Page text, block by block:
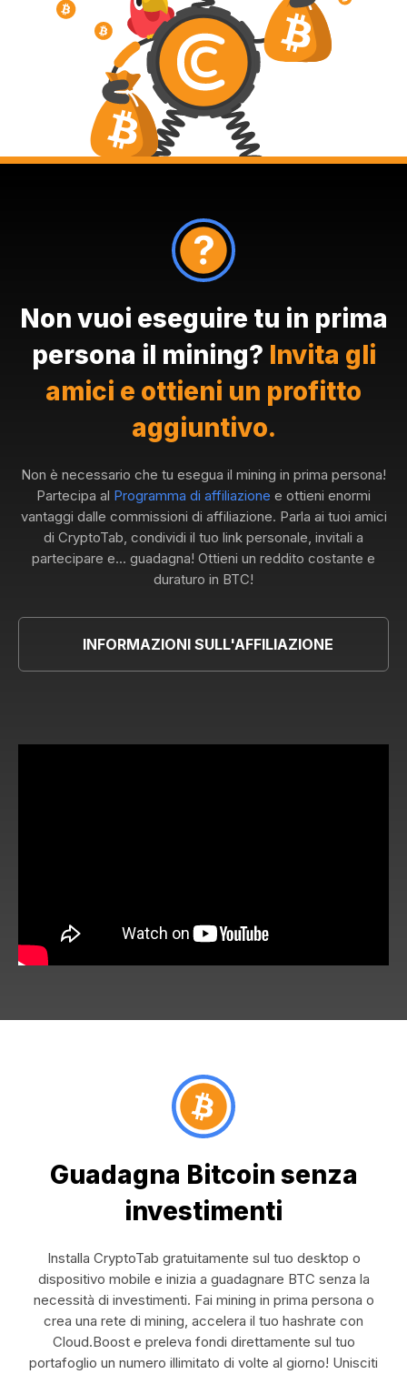
Non vuoi eseguire tu in prima
persona il mining? Invita gli
amici e ottieni un profitto
aggiuntivo.
Non è necessario che tu esegua il mining in prima persona!
Partecipa al Programma di affiliazione e ottieni enormi
vantaggi dalle commissioni di affiliazione. Parla ai tuoi amici
di CryptoTab, condividi il tuo link personale, invitali a
partecipare e... guadagna! Ottieni un reddito costante e
duraturo in BTC!
INFORMAZIONI SULL'AFFILIAZIONE
Guadagna Bitcoin senza
investimenti
Installa CryptoTab gratuitamente sul tuo desktop o
dispositivo mobile e inizia a guadagnare BTC senza la
necessità di investimenti. Fai mining in prima persona o
crea una rete di mining, accelera il tuo hashrate con
Cloud.Boost e preleva fondi direttamente sul tuo
portafoglio un numero illimitato di volte al giorno! Unisciti